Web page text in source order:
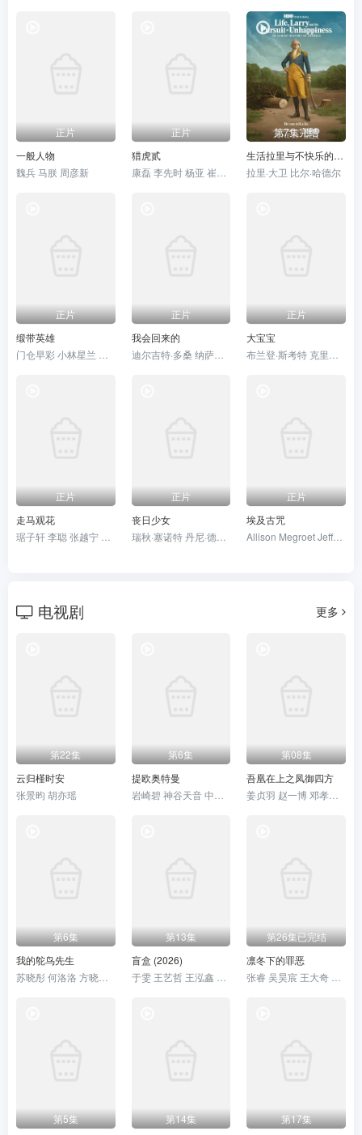
正片
一般人物
魏兵 马朕 周彦新
正片
猎虎贰
康磊 李先时 杨亚 崔金迪
第7集完结
生活拉里与不快乐的追求 一部美国史
拉里·大卫 比尔·哈德尔
正片
缎带英雄
正片
我会回来的
迪尔吉特·多桑 纳萨鲁丁·沙 维当·雷纳 沙尔瓦里·瓦格 Manish Chaudhari 沙尤尼·古普塔 芭比塔·卡普 拉贾特·卡普尔 Vinod Nagpal 莉娜·夏尔马 Yo Yo Honey Singh 安妮娜·苏哈尼 桑贾伊·萨里
正片
大宝宝
正片
走马观花
正片
丧日少女
瑞秋·塞诺特 丹尼·德费拉里
正片
埃及古咒
电视剧 更多
第22集
云归槿时安
张景昀 胡亦瑶
第6集
提欧奥特曼
第08集
吾凰在上之凤御四方
第6集
我的鸵鸟先生
第13集
盲盒 (2026)
第26集已完结
凛冬下的罪恶
第5集
第14集
第17集